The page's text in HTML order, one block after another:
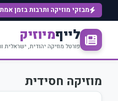
מבזקי מוזיקה ותרבות בזמן אמת
לייףמיוזיק
פורטל מוזיקה יהודית, ישראלית
מוזיקה חסידית